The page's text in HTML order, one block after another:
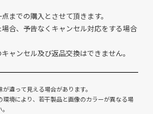
までの購入とさせて頂きます。
合、予告なくキャンセル対応をする場合
ャンセル及び返品交換はできません。
違って見える場合があります。
環境により、若干製品と画像のカラーが異なる場